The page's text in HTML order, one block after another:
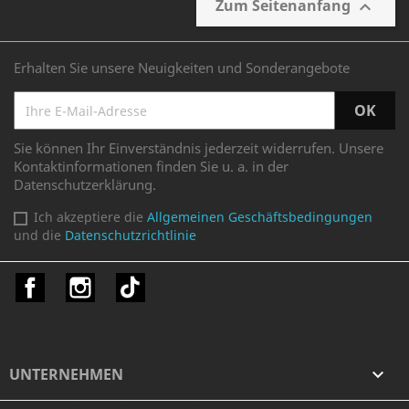
Zum Seitenanfang 
Erhalten Sie unsere Neuigkeiten und Sonderangebote
Sie können Ihr Einverständnis jederzeit widerrufen. Unsere
Kontaktinformationen finden Sie u. a. in der
Datenschutzerklärung.
Ich akzeptiere die Allgemeinen Geschäftsbedingungen
und die Datenschutzrichtlinie
FacebookInstagram
UNTERNEHMEN 